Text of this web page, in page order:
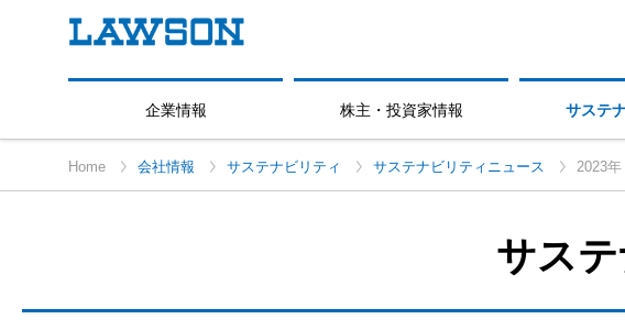
企業情報 株主・投資家情報 サステ
Home 会社情報 サステナビリティ サステナビリティニュース 2023年
サス